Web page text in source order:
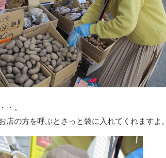
・。
店の方を呼ぶとさっと袋に入れてくれますよ。